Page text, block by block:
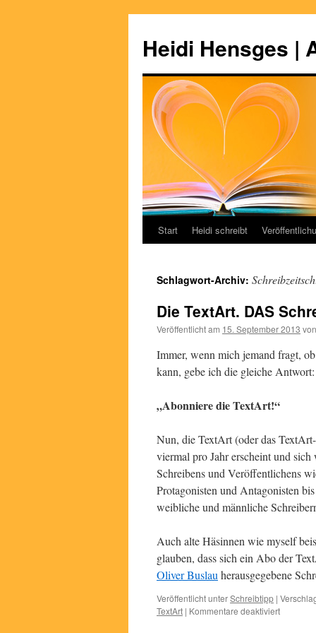
springen
Heidi Hensges |
Start Heidi schreibt
Schlagwort-Archiv:
Die TextArt. DAS
Veröffentlicht am 15. September 2013 von
Immer, wenn mich jemand fragt,
kann, gebe ich die gleiche Antwort:
„Abonniere die TextArt!“
Nun, die TextArt (oder das
viermal pro Jahr erscheint und
Schreibens und Veröffentlichens
Protagonisten und Antagonisten
weibliche und männliche
Auch alte Häsinnen wie myself
glauben, dass sich ein Abo der
Oliver Buslau herausgegebene
Veröffentlicht unterSchreibtipp |
TextArt | Kommentare deaktiviertfür